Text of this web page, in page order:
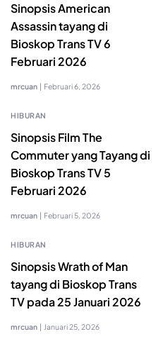
Sinopsis American
Assassin tayang di
Bioskop Trans TV 6
Februari 2026
mrcuan | Februari 6, 2026
HIBURAN
Sinopsis Film The
Commuter yang Tayang di
Bioskop Trans TV 5
Februari 2026
mrcuan | Februari 5, 2026
HIBURAN
Sinopsis Wrath of Man
tayang di Bioskop Trans
TV pada 25 Januari 2026
mrcuan | Januari 25, 2026